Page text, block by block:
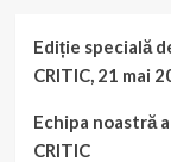
România!
Ediție specială
CRITIC, 21 mai
Echipa noastră
CRITIC